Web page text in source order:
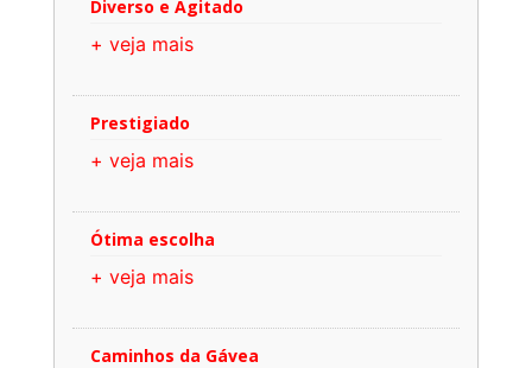
Diverso e Agitado
+ veja mais
Prestigiado
+ veja mais
Ótima escolha
+ veja mais
Caminhos da Gávea